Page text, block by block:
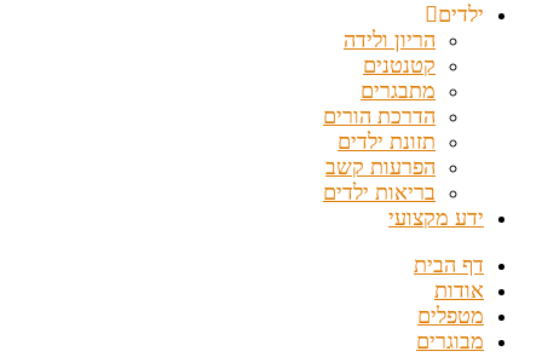
ילדים
הריון ולידה
קטנטנים
מתבגרים
הדרכת הורים
תזונת ילדים
הפרעות קשב
בריאות ילדים
ידע מקצועי
דף הבית
אודות
מטפלים
מבוגרים